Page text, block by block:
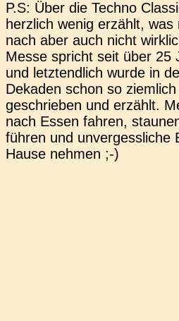
P.S: Über die Techno
herz­lich wenig erzählt,
nach aber auch nicht
Messe spricht seit über 25
und letzt­end­lich wurde in
Deka­den schon so
geschrie­ben und erzählt.
nach Essen fahren,
führen und unver­gess­li­che
Hause nehmen ;-)